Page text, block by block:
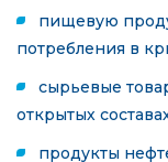
пищевую
потребления в
сырьевые
открытых
продукты